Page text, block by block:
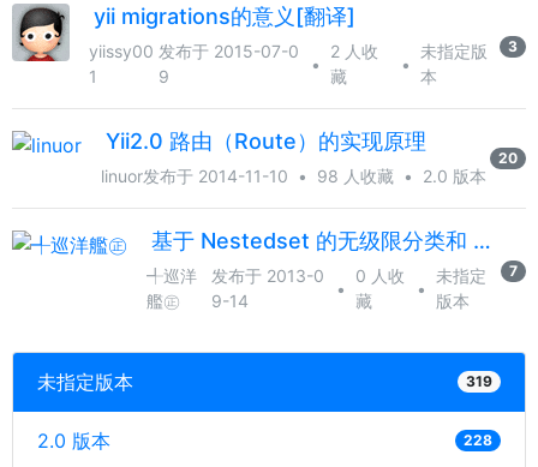
yii migrations的意义[翻译]
yiissy00
1
发布于 2015-07-0
9
•
2 人收
藏
•
未指定版
本
3
Yii2.0 路由（Route）的实现原理
linuor发布于 2014-11-10 • 98 人收藏 • 2.0 版本
20
基于 Nestedset 的无级限分类和 CTreeView
╃巡洋
艦㊣
发布于 2013-0
9-14
•
0 人收
藏
•
未指定
版本
7
未指定版本 319
2.0 版本 228